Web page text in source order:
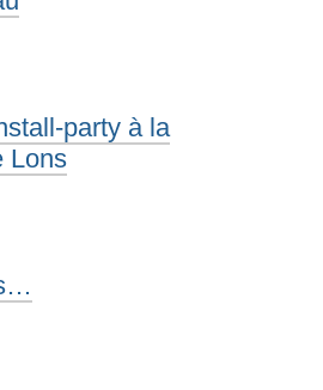
party à la
Lons